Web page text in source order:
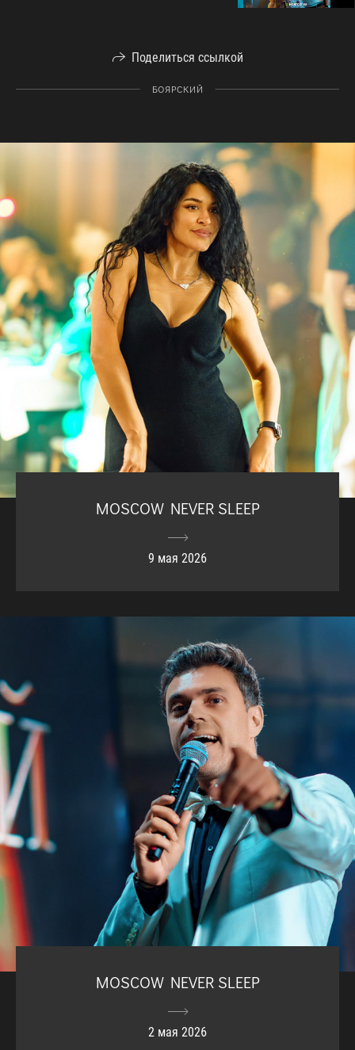
Поделиться ссылкой
БОЯРСКИЙ
MOSCOW NEVER SLEEP
9 мая 2026
MOSCOW NEVER SLEEP
2 мая 2026